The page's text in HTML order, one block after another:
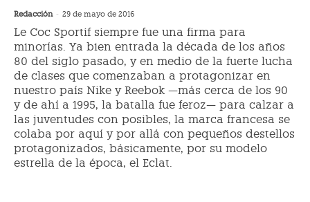
Redacción - 29 de mayo de 2016
Le Coc Sportif siempre fue una firma para
minorías. Ya bien entrada la década de los años
80 del siglo pasado, y en medio de la fuerte lucha
de clases que comenzaban a protagonizar en
nuestro país Nike y Reebok —más cerca de los 90
y de ahí a 1995, la batalla fue feroz— para calzar a
las juventudes con posibles, la marca francesa se
colaba por aquí y por allá con pequeños destellos
protagonizados, básicamente, por su modelo
estrella de la época, el Eclat.